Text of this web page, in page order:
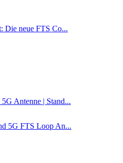
Die neue FTS Co...
Antenne | Stand...
5G FTS Loop An...